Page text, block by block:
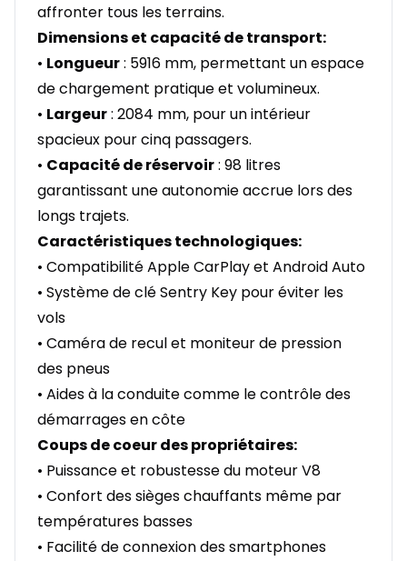
affronter tous les terrains.
Dimensions et capacité de transport:
• Longueur: 5916 mm, permettant un espace
de chargement pratique et volumineux.
• Largeur: 2084 mm, pour un intérieur
spacieux pour cinq passagers.
• Capacité de réservoir: 98 litres
garantissant une autonomie accrue lors des
longs trajets.
Caractéristiques technologiques:
• Compatibilité Apple CarPlay et Android Auto
• Système de clé Sentry Key pour éviter les
vols
• Caméra de recul et moniteur de pression
des pneus
• Aides à la conduite comme le contrôle des
démarrages en côte
Coups de coeur des propriétaires:
• Puissance et robustesse du moteur V8
• Confort des sièges chauffants même par
températures basses
• Facilité de connexion des smartphones